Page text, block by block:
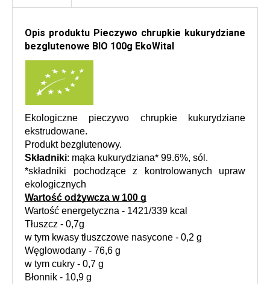
Opis produktu Pieczywo chrupkie kukurydziane
bezglutenowe BIO 100g EkoWital
Ekologiczne pieczywo chrupkie kukurydziane
ekstrudowane.
Produkt bezglutenowy.
Składniki: mąka kukurydziana* 99.6%, sól.
*składniki pochodzące z kontrolowanych upraw
ekologicznych
Wartość odżywcza w 100 g
Wartość energetyczna - 1421/339 kcal
Tłuszcz - 0,7g
w tym kwasy tłuszczowe nasycone - 0,2 g
Węglowodany - 76,6 g
w tym cukry - 0,7 g
Błonnik - 10,9 g